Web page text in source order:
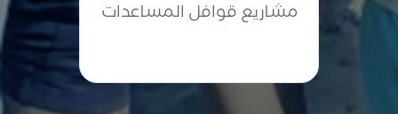
مشاريع قوافل المساعدات